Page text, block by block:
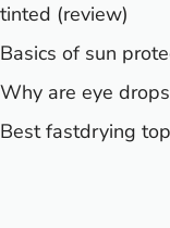
tinted (review)
Basics of sun
Why are eye
Best fastdrying